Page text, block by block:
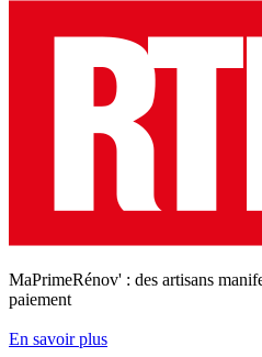
MaPrimeRénov' : des artisans
paiement
En savoir plus